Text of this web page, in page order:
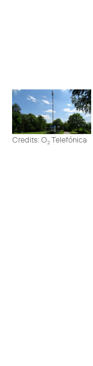
Credits: O2Telefónica